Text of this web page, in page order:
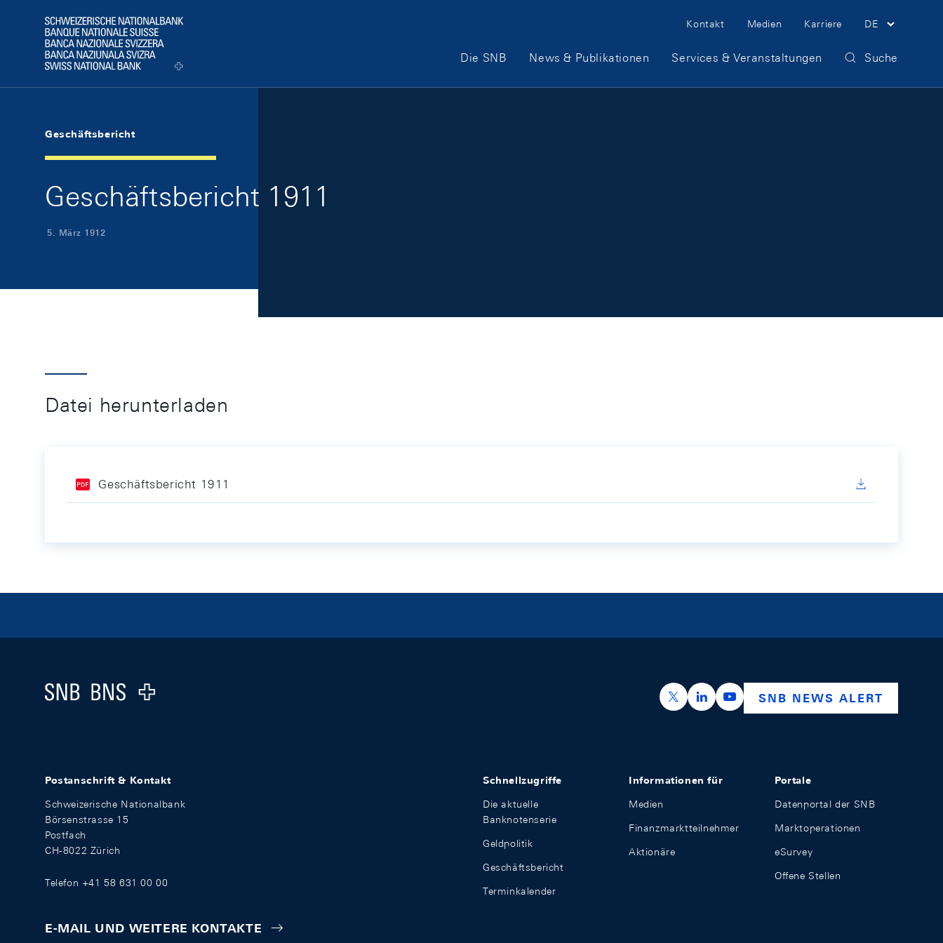
Logo
Meta Navigation
Kontakt Medien Karriere DE
Hauptnavigation
Die SNB News & Publikationen Services & Veranstaltungen Suche
Geschäftsbericht
Geschäftsbericht 1911
5. März 1912
Datei herunterladen
Geschäftsbericht 1911
Logo
https://x.com/snb_bns
https://ch.linkedin.com/company/swiss-
https://www.youtube.com/
SNB NEWS ALERT
Postanschrift & Kontakt
Schweizerische Nationalbank
Börsenstrasse 15
Postfach
CH-8022 Zürich
Telefon +41 58 631 00 00
E-MAIL UND WEITERE KONTAKTE
Schnellzugriffe
Die aktuelle
Banknotenserie
Geldpolitik
Geschäftsbericht
Terminkalender
Informationen für
Medien
Finanzmarktteilnehmer
Aktionäre
Portale
Datenportal der SNB
Marktoperationen
eSurvey
Offene Stellen